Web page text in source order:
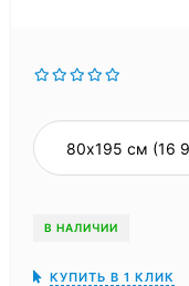
В НАЛИЧИИ
КУПИТЬ В 1 КЛИК